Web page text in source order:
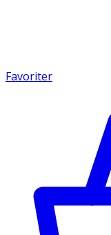
Favoriter